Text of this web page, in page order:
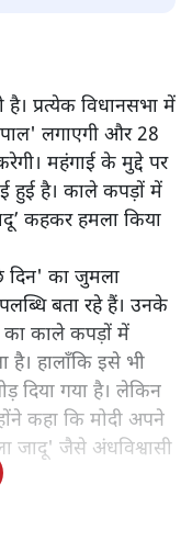
है। प्रत्येक विधानसभा में
लगाएगी और 28
महंगाई के मुद्दे पर
हुई है। काले कपड़ों में
कहकर हमला किया
दिन' का जुमला
बता रहे हैं। उनके
काले कपड़ों में
है। हालाँकि इसे भी
दिया गया है। लेकिन
कहा कि मोदी अपने
जादू' जैसे अंधविश्वासी